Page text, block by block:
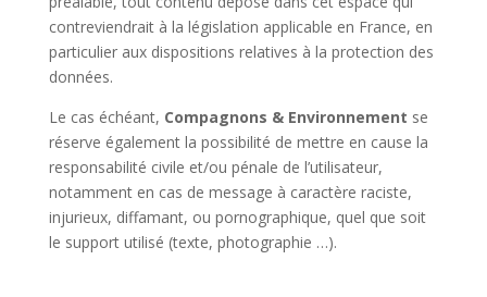
contreviendrait à la législation applicable en France, en
particulier aux dispositions relatives à la protection des
données.
Le cas échéant, Compagnons & Environnement se
réserve également la possibilité de mettre en cause la
responsabilité civile et/ou pénale de l’utilisateur,
notamment en cas de message à caractère raciste,
injurieux, diffamant, ou pornographique, quel que soit
le support utilisé (texte, photographie …).